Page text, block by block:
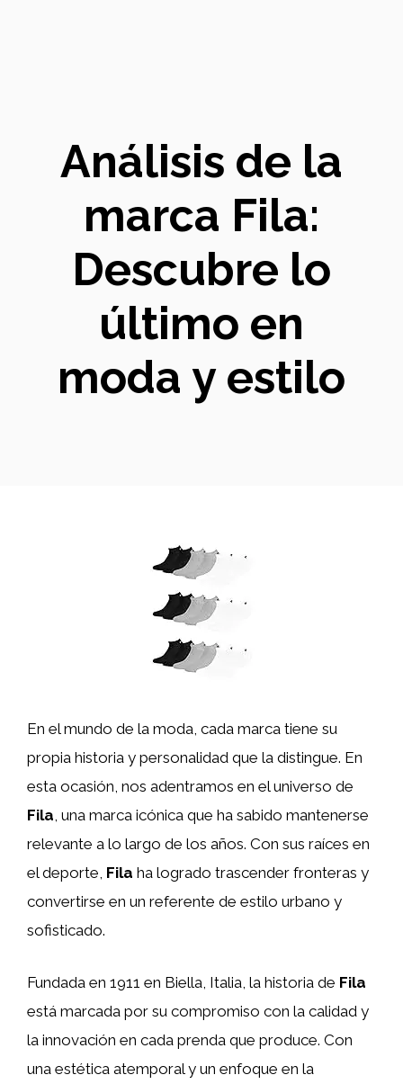
Análisis de la
marca Fila:
Descubre lo
último en
moda y estilo
En el mundo de la moda, cada marca tiene su
propia historia y personalidad que la distingue. En
esta ocasión, nos adentramos en el universo de
Fila, una marca icónica que ha sabido mantenerse
relevante a lo largo de los años. Con sus raíces en
el deporte, Fila ha logrado trascender fronteras y
convertirse en un referente de estilo urbano y
sofisticado.
Fundada en 1911 en Biella, Italia, la historia de Fila
está marcada por su compromiso con la calidad y
la innovación en cada prenda que produce. Con
una estética atemporal y un enfoque en la